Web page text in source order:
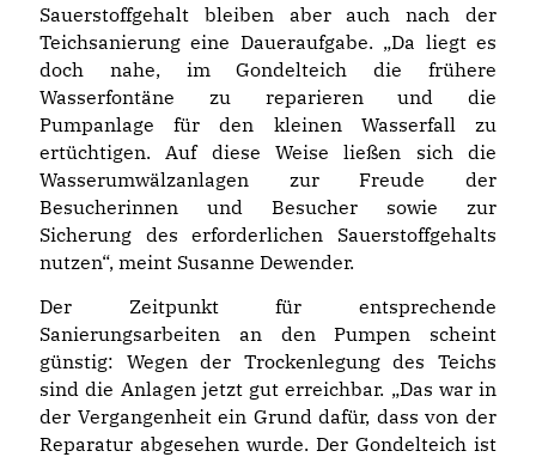
Sauerstoffgehalt bleiben aber auch nach der
Teichsanierung eine Daueraufgabe. „Da liegt es
doch nahe, im Gondelteich die frühere
Wasserfontäne zu reparieren und die
Pumpanlage für den kleinen Wasserfall zu
ertüchtigen. Auf diese Weise ließen sich die
Wasserumwälzanlagen zur Freude der
Besucherinnen und Besucher sowie zur
Sicherung des erforderlichen Sauerstoffgehalts
nutzen“, meint Susanne Dewender.
Der Zeitpunkt für entsprechende
Sanierungsarbeiten an den Pumpen scheint
günstig: Wegen der Trockenlegung des Teichs
sind die Anlagen jetzt gut erreichbar. „Das war in
der Vergangenheit ein Grund dafür, dass von der
Reparatur abgesehen wurde. Der Gondelteich ist